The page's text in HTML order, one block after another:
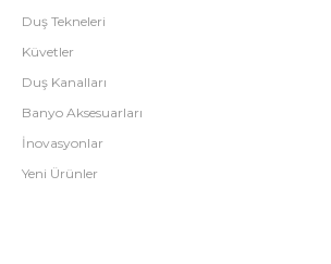
Duş Tekneleri
Küvetler
Duş Kanalları
Banyo Aksesuarları
İnovasyonlar
Yeni Ürünler